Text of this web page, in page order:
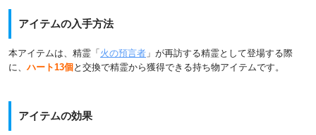
アイテムの入手方法
本アイテムは、精霊「火の預言者 」が再訪する精霊として登場する際
に、 ハート13個と交換で精霊から獲得できる持ち物アイテムです。
アイテムの効果